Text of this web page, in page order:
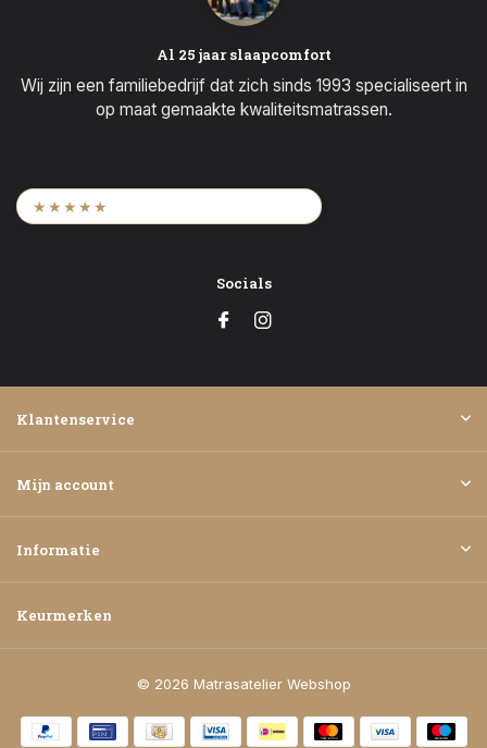
Al 25 jaar slaapcomfort
Wij zijn een familiebedrijf dat zich sinds 1993 specialiseert in
op maat gemaakte kwaliteitsmatrassen.
★★★★★
Socials
Klantenservice
Mijn account
Informatie
Keurmerken
© 2026 Matrasatelier Webshop